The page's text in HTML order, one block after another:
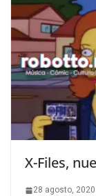
X-Files,
28 agosto, 2020